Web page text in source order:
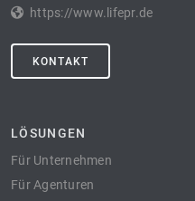
https://www.lifepr.de
KONTAKT
LÖSUNGEN
Für Unternehmen
Für Agenturen